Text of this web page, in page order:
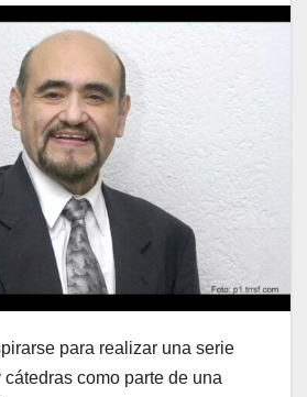
para realizar una serie
como parte de una